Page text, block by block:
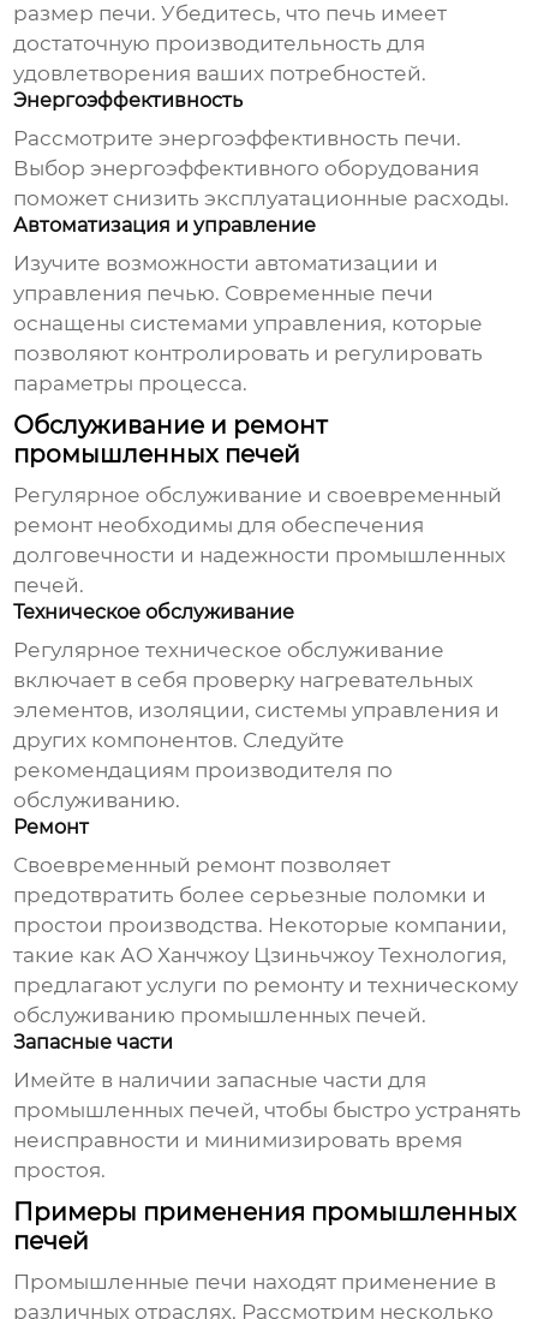
размер печи. Убедитесь, что печь имеет
достаточную производительность для
удовлетворения ваших потребностей.
Энергоэффективность
Рассмотрите энергоэффективность печи.
Выбор энергоэффективного оборудования
поможет снизить эксплуатационные расходы.
Автоматизация и управление
Изучите возможности автоматизации и
управления печью. Современные печи
оснащены системами управления, которые
позволяют контролировать и регулировать
параметры процесса.
Обслуживание и ремонт
промышленных печей
Регулярное обслуживание и своевременный
ремонт необходимы для обеспечения
долговечности и надежности промышленных
печей.
Техническое обслуживание
Регулярное техническое обслуживание
включает в себя проверку нагревательных
элементов, изоляции, системы управления и
других компонентов. Следуйте
рекомендациям производителя по
обслуживанию.
Ремонт
Своевременный ремонт позволяет
предотвратить более серьезные поломки и
простои производства. Некоторые компании,
такие как АО Ханчжоу Цзиньчжоу Технология,
предлагают услуги по ремонту и техническому
обслуживанию промышленных печей.
Запасные части
Имейте в наличии запасные части для
промышленных печей, чтобы быстро устранять
неисправности и минимизировать время
простоя.
Примеры применения промышленных
печей
Промышленные печи находят применение в
различных отраслях. Рассмотрим несколько